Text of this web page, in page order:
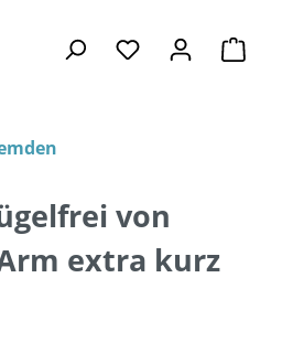
Du hast 0
von
extra kurz